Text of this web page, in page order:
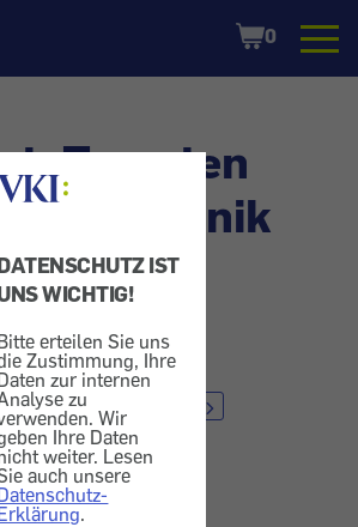
IST
WICHTIG!
erteilen Sie uns
Zustimmung, Ihre
zur internen
zu
Wir
Ihre Daten
weiter. Lesen
auch unsere
.
Shopping
Cart
0
Tomaten
Gentechnik
am26.7.2006
Gemüse